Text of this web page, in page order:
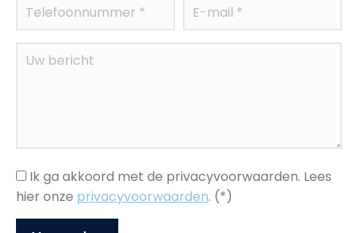
Ik ga akkoord met de privacyvoorwaarden. Lees
hier onze privacyvoorwaarden. (*)